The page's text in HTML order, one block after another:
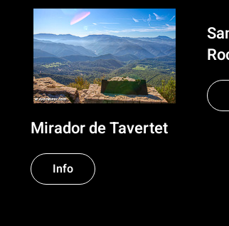
Mirador de Tavertet
Info